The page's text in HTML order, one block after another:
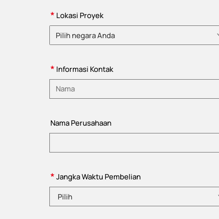
* Lokasi Proyek
Pilih negara Anda
* Informasi Kontak
Nama Perusahaan
*Jangka Waktu Pembelian